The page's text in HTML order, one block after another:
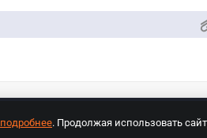
подробнее. Продолжая использовать